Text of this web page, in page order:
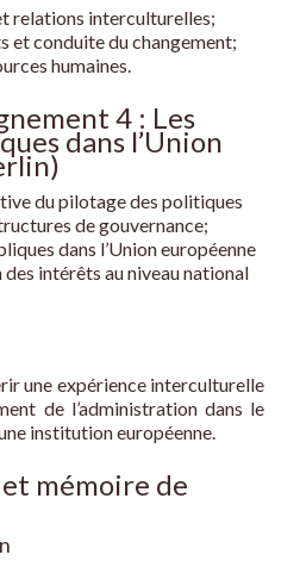
relations interculturelles;
et conduite du changement;
humaines.
4 : Les
dans l’Union
du pilotage des politiques
de gouvernance;
dans l’Union européenne
intérêts au niveau national
une expérience interculturelle
de l’administration dans le
institution européenne.
mémoire de